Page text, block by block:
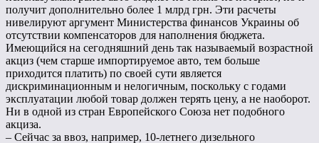
получит дополнительно более 1 млрд грн. Эти расчеты
нивелируют аргумент Министерства финансов Украины об
отсутствии компенсаторов для наполнения бюджета.
Имеющийся на сегодняшний день так называемый возрастной
акциз (чем старше импортируемое авто, тем больше
приходится платить) по своей сути является
дискриминационным и нелогичным, поскольку с годами
эксплуатации любой товар должен терять цену, а не наоборот.
Ни в одной из стран Европейского Союза нет подобного
акциза.
– Сейчас за ввоз, например, 10-летнего дизельного